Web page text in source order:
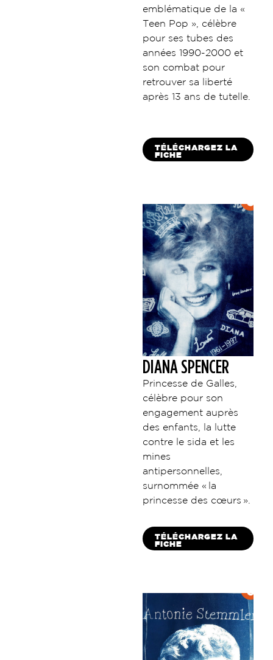
emblématique de la «
Teen Pop », célèbre
pour ses tubes des
années 1990-2000 et
son combat pour
retrouver sa liberté
après 13 ans de tutelle.
TÉLÉCHARGEZ LA
FICHE
DIANA SPENCER
Princesse de Galles,
célèbre pour son
engagement auprès
des enfants, la lutte
contre le sida et les
mines
antipersonnelles,
surnommée « la
princesse des cœurs ».
TÉLÉCHARGEZ LA
FICHE